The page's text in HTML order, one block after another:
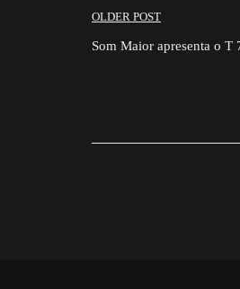
Navegação
de
OLDER POST
Som Maior apresenta o